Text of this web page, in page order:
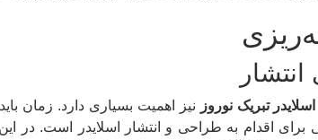
تبریک نوروز
نیز اهمیت بسیاری دارد. زمان
اقدام به طراحی و انتشار اسلایدر است. در